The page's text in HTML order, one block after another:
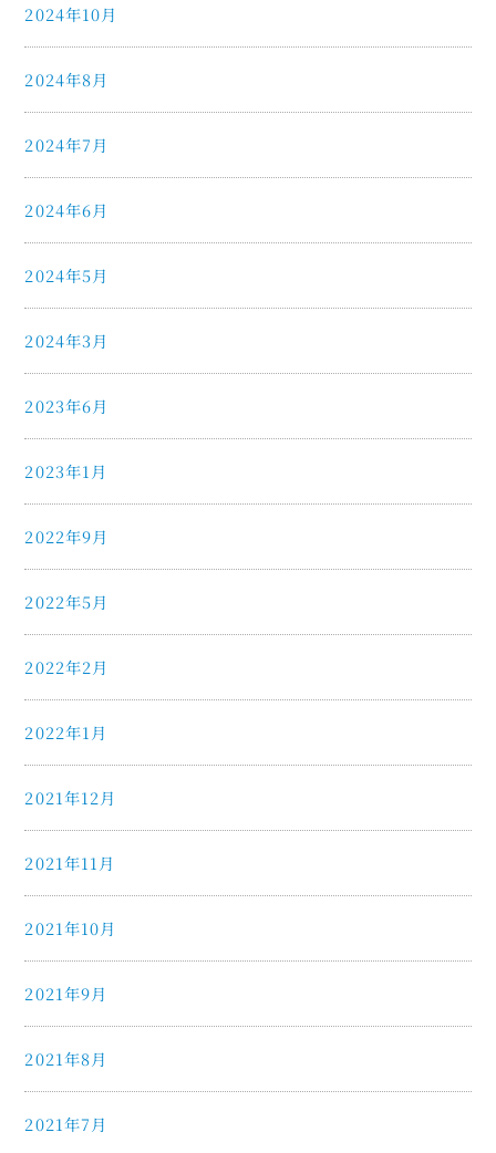
2024年10月
2024年8月
2024年7月
2024年6月
2024年5月
2024年3月
2023年6月
2023年1月
2022年9月
2022年5月
2022年2月
2022年1月
2021年12月
2021年11月
2021年10月
2021年9月
2021年8月
2021年7月